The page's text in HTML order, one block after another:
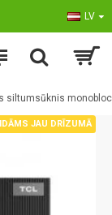
LV
siltumsūknis
JAU DRĪZUMĀ